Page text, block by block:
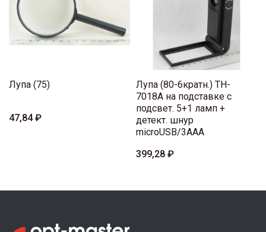
Лупа (75)
47,84 ₽
Лупа (80-6кратн.) TH-
7018A на подставке с
подсвет. 5+1 ламп +
детект. шнур
microUSB/3AAA
399,28 ₽